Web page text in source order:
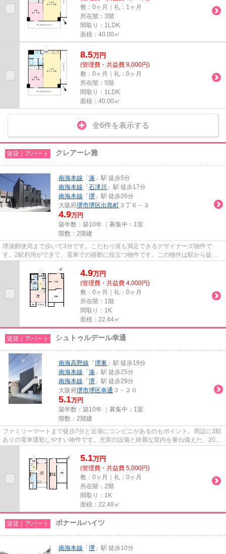
敷：0ヶ月｜礼：1ヶ月
所在階：3階
間取り：1LDK
面積：40.00㎡
8.5万円
(管理費・共益費 8,000円)
敷：0ヶ月｜礼：0ヶ月
所在階：5階
間取り：1LDK
面積：40.00㎡
全6件を表示する
賃貸｜アパート クレアーレ雅
南海本線 「 湊 」駅 徒歩5分
南海本線 「 石津川
」駅 徒歩17分
南海本線 「 堺 」駅 徒歩26分
大阪府堺市堺区出島町 ３丁６－３
4.9万円
築年数：築10年 ｜募集中： 1室
階数：2階建
堺湊郵便局まで歩いて3分です。こだわり派も満足できるデザイナーズ物件で
す。2駅利用ができて、電車での移動に役立つ物件です。この物件は駅から徒歩5
4.9万円
(管理費・共益費 4,000円)
敷：0ヶ月｜礼：0ヶ月
所在階：1階
間取り：1K
面積：22.44㎡
賃貸｜アパート シュトゥルデール幸通
南海高野線 「 堺東 」駅 徒歩19分
南海本線 「 湊 」駅 徒歩25分
南海本線 「 堺 」駅 徒歩29分
大阪府堺市堺区幸通 ３－２０
5.1万円
築年数：築10年 ｜募集中： 1室
階数：2階建
ファミリーマートまで徒歩7分と近場にコンビニがあるのもポイント。周辺に2駅
ありの電車通勤しやすい物件です。充実の設備と綺麗な室内を兼ね備えた、2016
5.1万円
(管理費・共益費 5,000円)
敷：0ヶ月｜礼：0ヶ月
所在階：2階
間取り：1K
面積：22.48㎡
賃貸｜アパート ボナールハイツ
南海本線 「 堺 」駅 徒歩10分